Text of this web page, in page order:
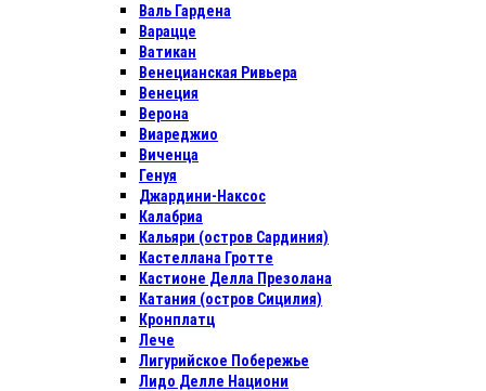
Валь Гардена
Варацце
Ватикан
Венецианская Ривьера
Венеция
Верона
Виареджио
Виченца
Генуя
Джардини-Наксос
Калабриа
Кальяри (остров Сардиния)
Кастеллана Гротте
Кастионе Делла Презолана
Катания (остров Сицилия)
Кронплатц
Лече
Лигурийское Побережье
Лидо Делле Национи